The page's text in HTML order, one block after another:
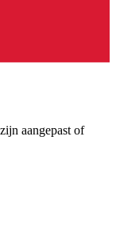
aangepast of